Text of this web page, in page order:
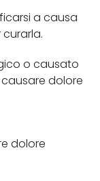
a causa
o causato
dolore
dolore